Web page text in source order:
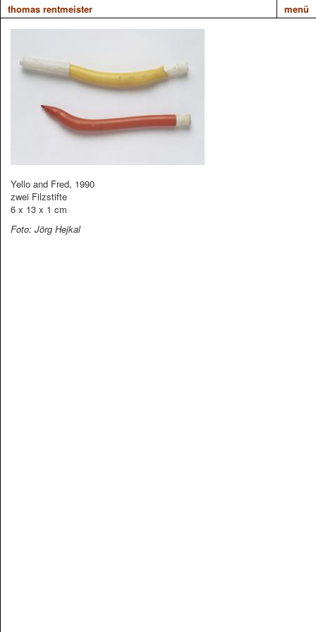
thomas rentmeister menü
Yello and Fred, 1990
zwei Filzstifte
6 x 13 x 1 cm
Foto: Jörg Hejkal